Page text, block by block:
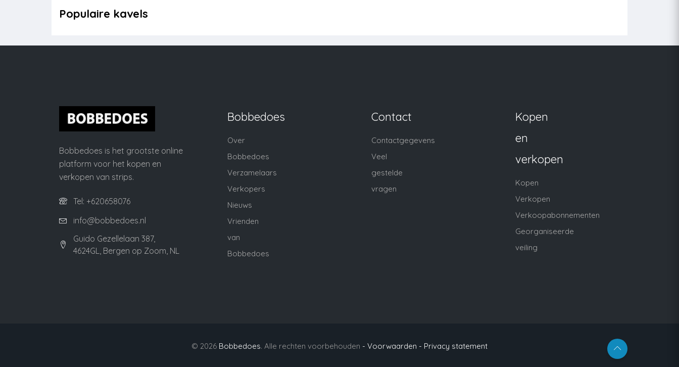
Populaire kavels
Bobbedoes is het grootste online
platform voor het kopen en
verkopen van strips.
Tel: +620658076
info@bobbedoes.nl
Guido Gezellelaan 387,
4624GL, Bergen op Zoom, NL
Bobbedoes
Over
Bobbedoes
Verzamelaars
Verkopers
Nieuws
Vrienden
van
Bobbedoes
Contact
Contactgegevens
Veel
gestelde
vragen
Kopen
en
verkopen
Kopen
Verkopen
Verkoopabonnementen
Georganiseerde
veiling
© 2026 Bobbedoes. Alle rechten voorbehouden - Voorwaarden - Privacy statement